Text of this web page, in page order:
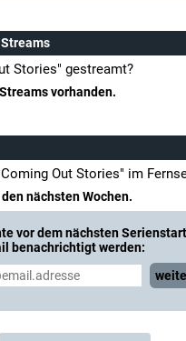
Stories" gestreamt?
vorhanden.
Out Stories" im
nächsten Wochen.
vor dem nächsten
benachrichtigt werden: